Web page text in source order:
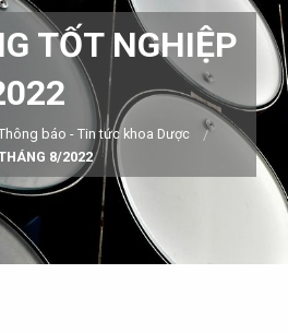
TỐT NGHIỆP
báo - Tin tức khoa Dược
8/2022